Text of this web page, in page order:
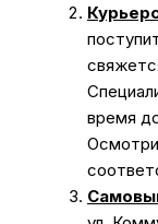
время